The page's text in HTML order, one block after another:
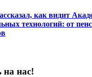
как видит
технологий: от
нас!